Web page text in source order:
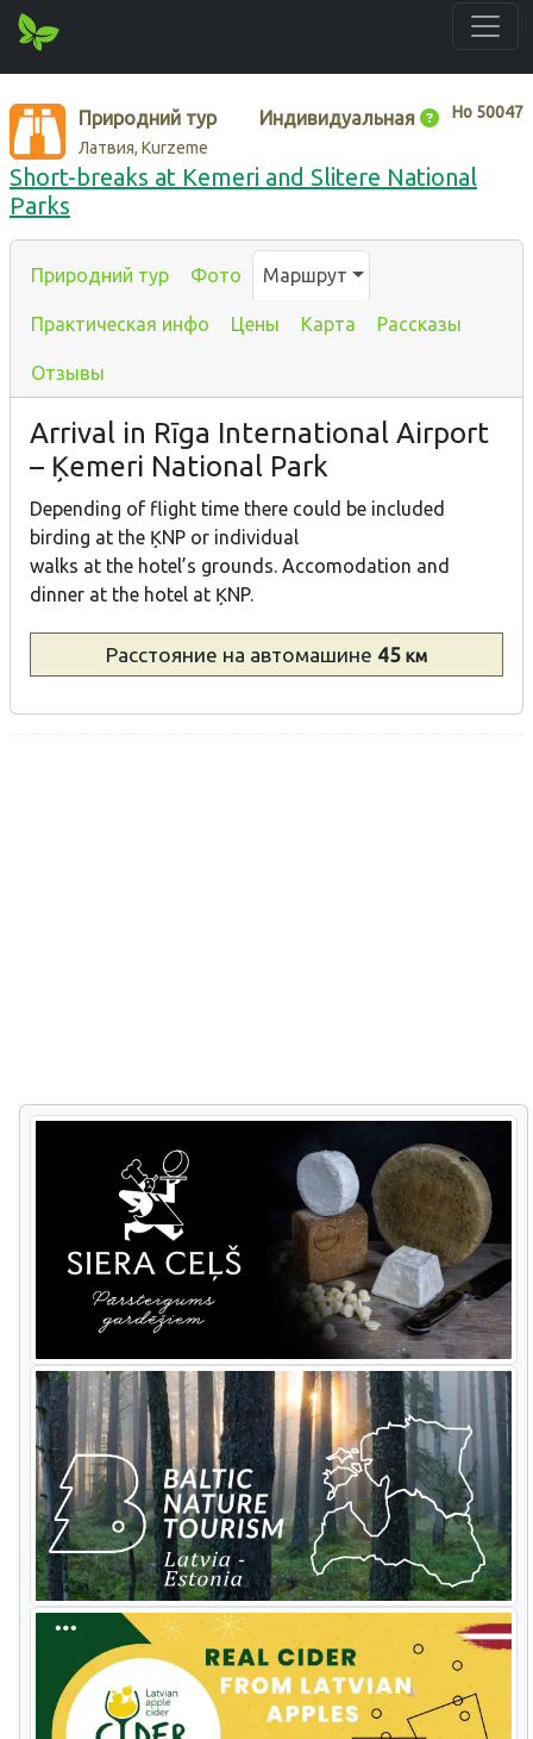
Нo 50047
Природний тур Индивидуальная
Латвия, Kurzeme
Short-breaks at Kemeri and Slitere National
Parks
Природний тур Фото Маршрут
Практическая инфо Цены Карта Рассказы
Отзывы
Arrival in Rīga International Airport
– Ķemeri National Park
Depending of flight time there could be included
birding at the ĶNP or individual
walks at the hotel’s grounds. Accomodation and
dinner at the hotel at ĶNP.
Расстояние на автомашине 45 км